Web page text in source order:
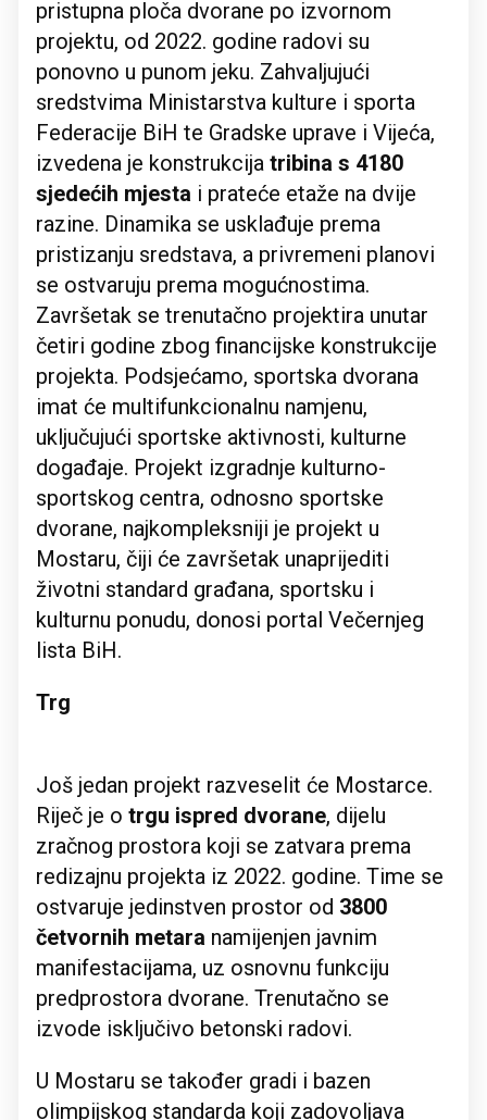
pristupna ploča dvorane po izvornom
projektu, od 2022. godine radovi su
ponovno u punom jeku. Zahvaljujući
sredstvima Ministarstva kulture i sporta
Federacije BiH te Gradske uprave i Vijeća,
izvedena je konstrukcija tribina s 4180
sjedećih mjesta i prateće etaže na dvije
razine. Dinamika se usklađuje prema
pristizanju sredstava, a privremeni planovi
se ostvaruju prema mogućnostima.
Završetak se trenutačno projektira unutar
četiri godine zbog financijske konstrukcije
projekta. Podsjećamo, sportska dvorana
imat će multifunkcionalnu namjenu,
uključujući sportske aktivnosti, kulturne
događaje. Projekt izgradnje kulturno-
sportskog centra, odnosno sportske
dvorane, najkompleksniji je projekt u
Mostaru, čiji će završetak unaprijediti
životni standard građana, sportsku i
kulturnu ponudu, donosi portal Večernjeg
lista BiH.
Trg
Još jedan projekt razveselit će Mostarce.
Riječ je o trgu ispred dvorane, dijelu
zračnog prostora koji se zatvara prema
redizajnu projekta iz 2022. godine. Time se
ostvaruje jedinstven prostor od 3800
četvornih metara namijenjen javnim
manifestacijama, uz osnovnu funkciju
predprostora dvorane. Trenutačno se
izvode isključivo betonski radovi.
U Mostaru se također gradi i bazen
olimpijskog standarda koji zadovoljava